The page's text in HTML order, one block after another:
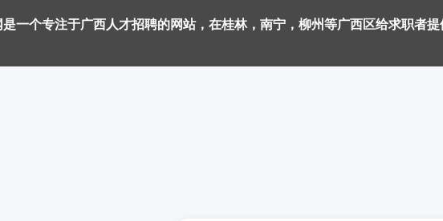
一个专注于广西人才招聘的网站，在桂林，南宁，柳州等广西区给求职者